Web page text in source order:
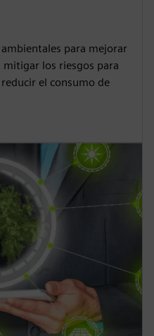
para mejorar
mitigar los riesgos para
el consumo de